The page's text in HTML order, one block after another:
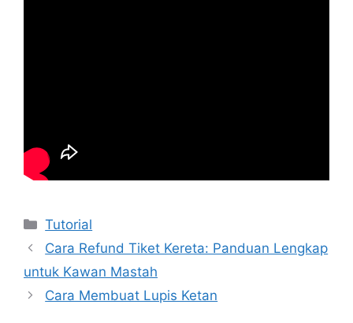
Kategori
Tutorial
Cara Refund Tiket Kereta: Panduan Lengkap
untuk Kawan Mastah
Cara Membuat Lupis Ketan